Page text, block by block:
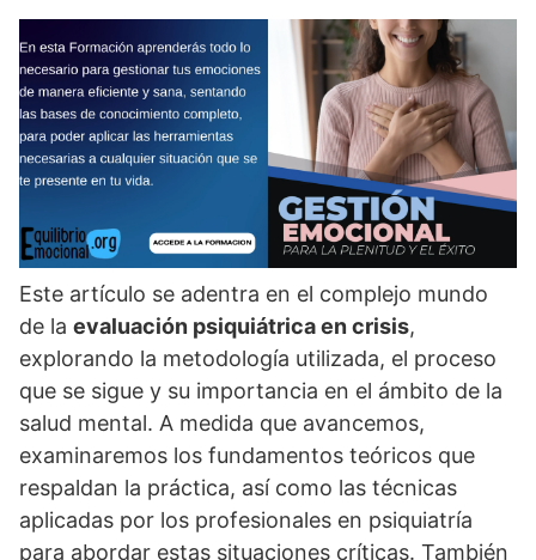
Este artí­culo se adentra en el complejo mundo
de la evaluación psiquiátrica en crisis,
explorando la metodologí­a utilizada, el proceso
que se sigue y su importancia en el ámbito de la
salud mental. A medida que avancemos,
examinaremos los fundamentos teóricos que
respaldan la práctica, así­ como las técnicas
aplicadas por los profesionales en psiquiatrí­a
para abordar estas situaciones crí­ticas. También